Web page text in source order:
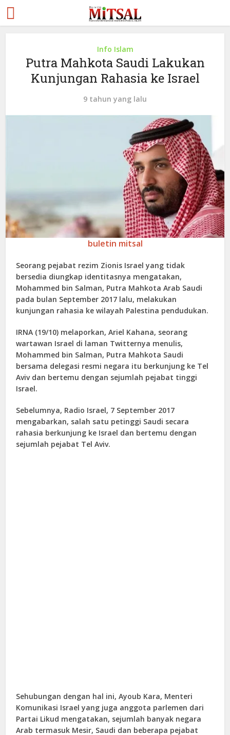
Info Islam
Putra Mahkota Saudi Lakukan
Kunjungan Rahasia ke Israel
9 tahun yang lalu
buletin mitsal
Seorang pejabat rezim Zionis Israel yang tidak
bersedia diungkap identitasnya mengatakan,
Mohammed bin Salman, Putra Mahkota Arab Saudi
pada bulan September 2017 lalu, melakukan
kunjungan rahasia ke wilayah Palestina pendudukan.
IRNA (19/10) melaporkan, Ariel Kahana, seorang
wartawan Israel di laman Twitternya menulis,
Mohammed bin Salman, Putra Mahkota Saudi
bersama delegasi resmi negara itu berkunjung ke Tel
Aviv dan bertemu dengan sejumlah pejabat tinggi
Israel.
Sebelumnya, Radio Israel, 7 September 2017
mengabarkan, salah satu petinggi Saudi secara
rahasia berkunjung ke Israel dan bertemu dengan
sejumlah pejabat Tel Aviv.
Sehubungan dengan hal ini, Ayoub Kara, Menteri
Komunikasi Israel yang juga anggota parlemen dari
Partai Likud mengatakan, sejumlah banyak negara
Arab termasuk Mesir, Saudi dan beberapa pejabat